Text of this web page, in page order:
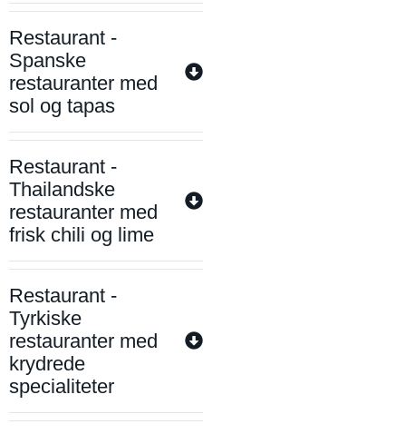
Restaurant -
Spanske
restauranter med
sol og tapas
Restaurant -
Thailandske
restauranter med
frisk chili og lime
Restaurant -
Tyrkiske
restauranter med
krydrede
specialiteter